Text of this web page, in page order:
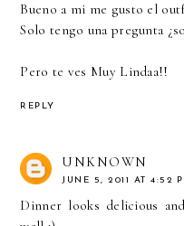
Bueno a mi me gusto el
Solo tengo una pregunta
Pero te ves Muy Lindaa!!
REPLY
UNKNOWN
JUNE 5, 2011 AT 4:52
Dinner looks delicious